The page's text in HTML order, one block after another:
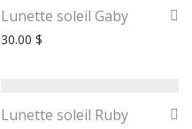
Lunette soleil Gaby
30.00 $
Lunette soleil Ruby